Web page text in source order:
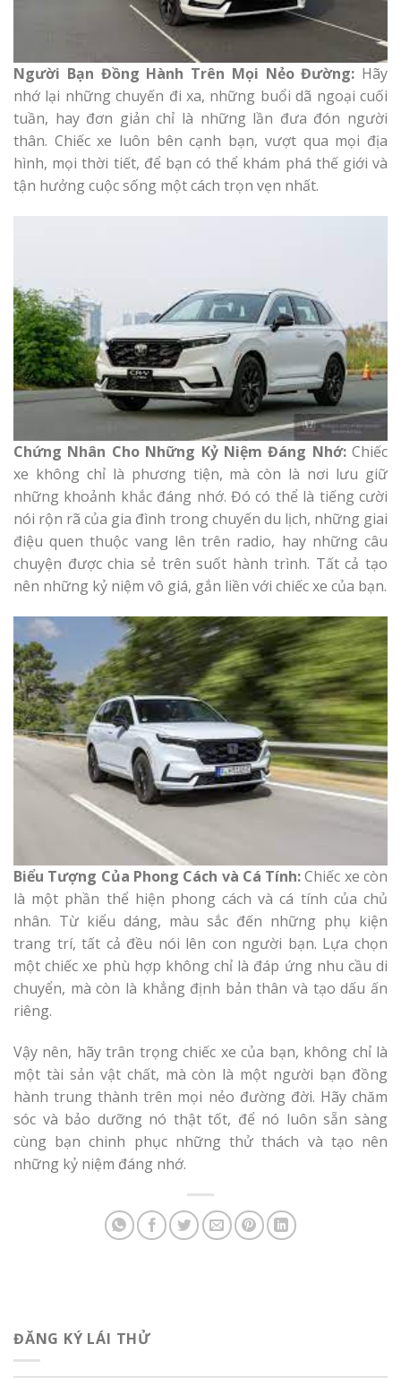
Người Bạn Đồng Hành Trên Mọi Nẻo Đường: Hãy
nhớ lại những chuyến đi xa, những buổi dã ngoại cuối
tuần, hay đơn giản chỉ là những lần đưa đón người
thân. Chiếc xe luôn bên cạnh bạn, vượt qua mọi địa
hình, mọi thời tiết, để bạn có thể khám phá thế giới và
tận hưởng cuộc sống một cách trọn vẹn nhất.
Chứng Nhân Cho Những Kỷ Niệm Đáng Nhớ:Chiếc
xe không chỉ là phương tiện, mà còn là nơi lưu giữ
những khoảnh khắc đáng nhớ. Đó có thể là tiếng cười
nói rộn rã của gia đình trong chuyến du lịch, những giai
điệu quen thuộc vang lên trên radio, hay những câu
chuyện được chia sẻ trên suốt hành trình. Tất cả tạo
nên những kỷ niệm vô giá, gắn liền với chiếc xe của bạn.
Biểu Tượng Của Phong Cách và Cá Tính:Chiếc xe còn
là một phần thể hiện phong cách và cá tính của chủ
nhân. Từ kiểu dáng, màu sắc đến những phụ kiện
trang trí, tất cả đều nói lên con người bạn. Lựa chọn
một chiếc xe phù hợp không chỉ là đáp ứng nhu cầu di
chuyển, mà còn là khẳng định bản thân và tạo dấu ấn
riêng.
Vậy nên, hãy trân trọng chiếc xe của bạn, không chỉ là
một tài sản vật chất, mà còn là một người bạn đồng
hành trung thành trên mọi nẻo đường đời. Hãy chăm
sóc và bảo dưỡng nó thật tốt, để nó luôn sẵn sàng
cùng bạn chinh phục những thử thách và tạo nên
những kỷ niệm đáng nhớ.
ĐĂNG KÝ LÁI THỬ